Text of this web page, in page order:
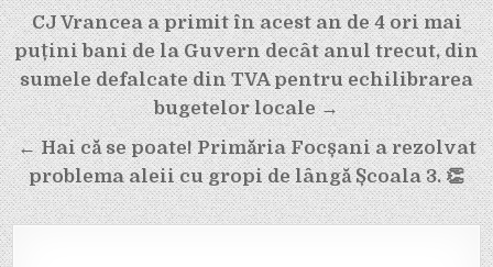
Navigare
în
articole
CJ Vrancea a primit în acest an de 4 ori mai
puțini bani de la Guvern decât anul trecut, din
sumele defalcate din TVA pentru echilibrarea
bugetelor locale →
← Hai că se poate! Primăria Focșani a rezolvat
problema aleii cu gropi de lângă Școala 3. 👏